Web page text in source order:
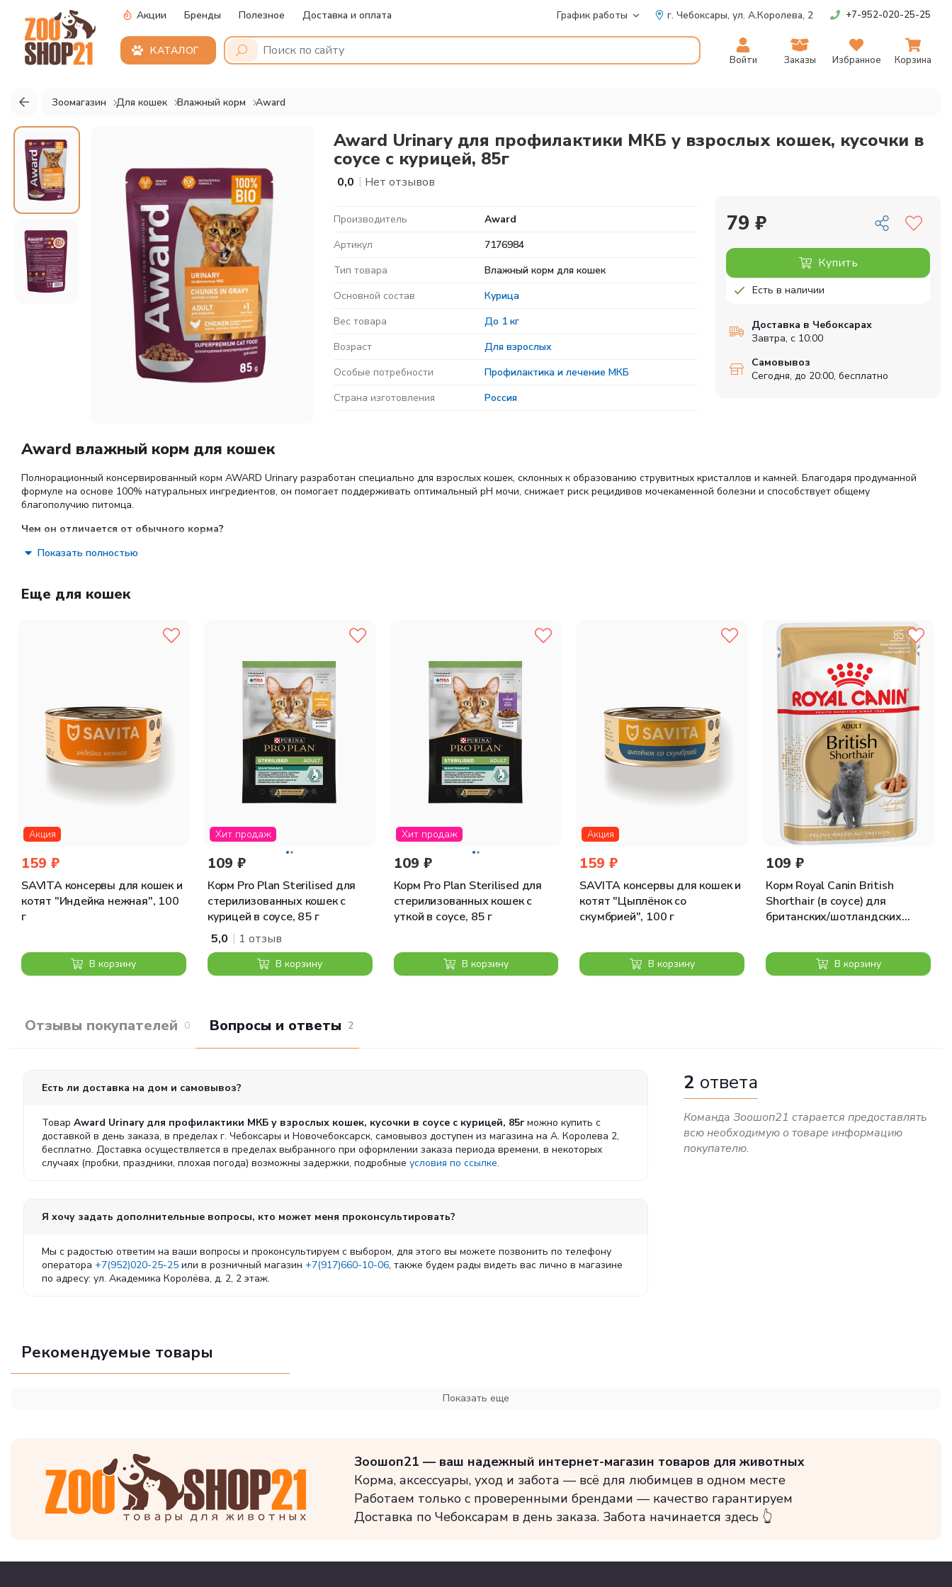
Акции Бренды Полезное Доставка и оплата График работы г. Чебоксары, ул. А.Королева, 2 +7-952-020-25-25
КАТАЛОГ
Войти Заказы Избранное Корзина
Зоомагазин Для кошек Влажный корм Award
Award Urinary для профилактики МКБ у взрослых кошек, кусочки в
соусе с курицей, 85г
0,0 | Нет отзывов
Производитель
Award
Артикул
7176984
Тип товара
Влажный корм для кошек
Основной состав
Курица
Вес товара
До 1 кг
Возраст
Для взрослых
Особые потребности
Профилактика и лечение МКБ
Страна изготовления
Россия
79 ₽
Купить
Есть в наличии
Доставка в Чебоксарах
Завтра, с 10:00
Самовывоз
Сегодня, до 20:00, бесплатно
Award влажный корм для кошек
Полнорационный консервированный корм AWARD Urinary разработан специально для взрослых кошек, склонных к образованию струвитных кристаллов и камней. Благодаря продуманной
формуле на основе 100% натуральных ингредиентов, он помогает поддерживать оптимальный pH мочи, снижает риск рецидивов мочекаменной болезни и способствует общему
благополучию питомца.
Чем он отличается от обычного корма?
Курица - основной белок (не менее 12%), легко переваривается и не перегружает почки.
Повышенная влажность (80%) - естественный способ «промывки» мочевого пузыря, особенно если кошка пьет мало.
L-карнитин + таурин - поддерживают обмен веществ, сердце и зрение, не отвлекая организм от главной задачи: восстановления баланса.
мясо и мясные субпродукты 43% (курица не менее 12%), рис не более 3,5%, витамины и минералы, брусника, клюква, подсолнечное масло, экстракт календулы, DL-метионин, L-
Питательная ценность на 100 г продукта (средние значения):
белки 9,6%, жиры 4,2%, зола 1,6%, клетчатка 0,1%, влага 80%; витамин А 15000ME/кг; кальций 1,9 г/кг, фосфор 1,6 г/кг.
витамин D3 160МЕ/кг; витамин Е 20ME/кг.
Энергетическая ценность (калорийность) на 100г:91 ккал.
Рекомендации по кормлению:
Корм подходит как для длительного кормления, так и для курсовой профилактики. Суточная норма зависит от веса и активности кошки. Обязательно обеспечьте доступ к чистой воде.
Показать полностью
Еще для кошек
Акция
159 ₽
SAVITA консервы для кошек и
котят "Индейка нежная", 100
г
В корзину
Хит продаж
109 ₽
Корм Pro Plan Sterilised для
стерилизованных кошек с
курицей в соусе, 85 г
5,0 | 1 отзыв
В корзину
Хит продаж
109 ₽
Корм Pro Plan Sterilised для
стерилизованных кошек с
уткой в соусе, 85 г
В корзину
Акция
159 ₽
SAVITA консервы для кошек и
котят "Цыплёнок со
скумбрией", 100 г
В корзину
109 ₽
Корм Royal Canin British
Shorthair (в соусе) для
британских/шотландских
В корзину
Отзывы покупателей 0 Вопросы и ответы 2
Есть ли доставка на дом и самовывоз?
Товар Award Urinary для профилактики МКБ у взрослых кошек, кусочки в соусе с курицей, 85гможно купить с
доставкой в день заказа, в пределах г. Чебоксары и Новочебоксарск, самовывоз доступен из магазина на А. Королева 2,
бесплатно. Доставка осуществляется в пределах выбранного при оформлении заказа периода времени, в некоторых
случаях (пробки, праздники, плохая погода) возможны задержки, подробные условия по ссылке.
Я хочу задать дополнительные вопросы, кто может меня проконсультировать?
Мы с радостью ответим на ваши вопросы и проконсультируем с выбором, для этого вы можете позвонить по телефону
оператора +7(952)020-25-25 или в розничный магазин +7(917)660-10-06, также будем рады видеть вас лично в магазине
по адресу: ул. Академика Королёва, д. 2, 2 этаж.
2 ответа
Команда Зоошоп21 старается предоставлять
всю необходимую о товаре информацию
покупателю.
Рекомендуемые товары
Показать еще
Зоошоп21 — ваш надежный интернет-магазин товаров для животных
Корма, аксессуары, уход и забота — всё для любимцев в одном месте
Работаем только с проверенными брендами — качество гарантируем
Доставка по Чебоксарам в день заказа. Забота начинается здесь 👆